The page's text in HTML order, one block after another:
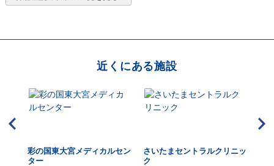
近くにある施設
彩の国東大宮メディカルセン
ター
さいたまセントラルクリニッ
ク